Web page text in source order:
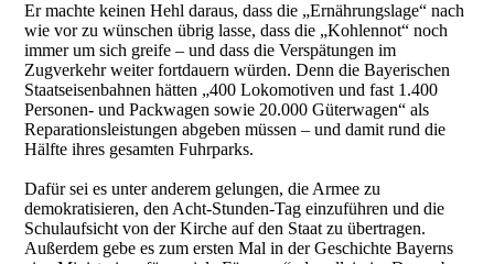
Er machte keinen Hehl daraus, dass die „Ernährungslage“ nach
wie vor zu wünschen übrig lasse, dass die „Kohlennot“ noch
immer um sich greife – und dass die Verspätungen im
Zugverkehr weiter fortdauern würden. Denn die Bayerischen
Staatseisenbahnen hätten „400 Lokomotiven und fast 1.400
Personen- und Packwagen sowie 20.000 Güterwagen“ als
Reparationsleistungen abgeben müssen – und damit rund die
Hälfte ihres gesamten Fuhrparks.
Dafür sei es unter anderem gelungen, die Armee zu
demokratisieren, den Acht-Stunden-Tag einzuführen und die
Schulaufsicht von der Kirche auf den Staat zu übertragen.
Außerdem gebe es zum ersten Mal in der Geschichte Bayerns